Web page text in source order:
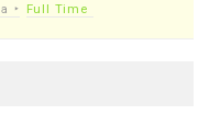
Full Time